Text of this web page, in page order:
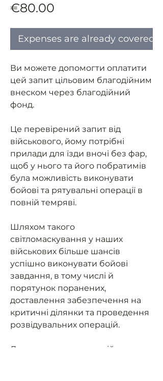
€80.00
Expenses are already covered
Ви можете допомогти оплатити
цей запит цільовим благодійним
внеском через благодійний
фонд.
Це перевірений запит від
військового, йому потрібні
прилади для їзди вночі без фар,
щоб у нього та його побратимів
була можливість виконувати
бойові та рятувальні операції в
повній темряві.
Шляхом такого
світломаскування у наших
військових більше шансів
успішно виконувати бойові
завдання, в тому числі й
порятунок поранених,
доставлення забезпечення на
критичні ділянки та проведення
розвідувальних операцій.
Допоможемо нашим військовим